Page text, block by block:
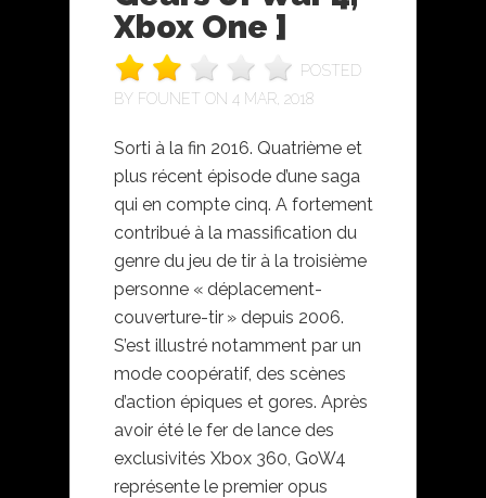
Xbox One ]
POSTED
BY FOUNET ON 4 MAR, 2018
Sorti à la fin 2016. Quatrième et
plus récent épisode d’une saga
qui en compte cinq. A fortement
contribué à la massification du
genre du jeu de tir à la troisième
personne « déplacement-
couverture-tir » depuis 2006.
S’est illustré notamment par un
mode coopératif, des scènes
d’action épiques et gores. Après
avoir été le fer de lance des
exclusivités Xbox 360, GoW4
représente le premier opus